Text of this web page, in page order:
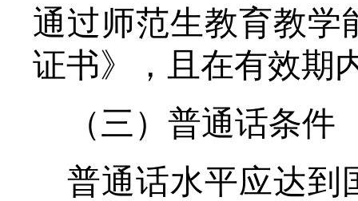
通过师范生教育教学
证书》，且在有效期
（三）普通话条件
普通话水平应达到